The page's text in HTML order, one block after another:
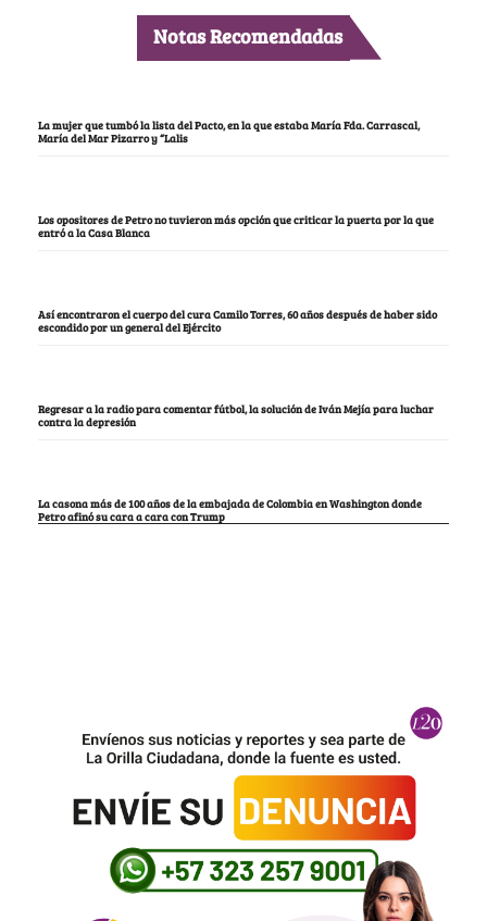
Notas Recomendadas
La mujer que tumbó la lista del Pacto, en la que estaba María Fda. Carrascal,
María del Mar Pizarro y “Lalis
Los opositores de Petro no tuvieron más opción que criticar la puerta por la que
entró a la Casa Blanca
Así encontraron el cuerpo del cura Camilo Torres, 60 años después de haber sido
escondido por un general del Ejército
Regresar a la radio para comentar fútbol, la solución de Iván Mejía para luchar
contra la depresión
La casona más de 100 años de la embajada de Colombia en Washington donde
Petro afinó su cara a cara con Trump